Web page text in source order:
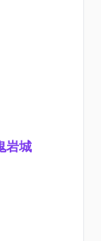
岩城